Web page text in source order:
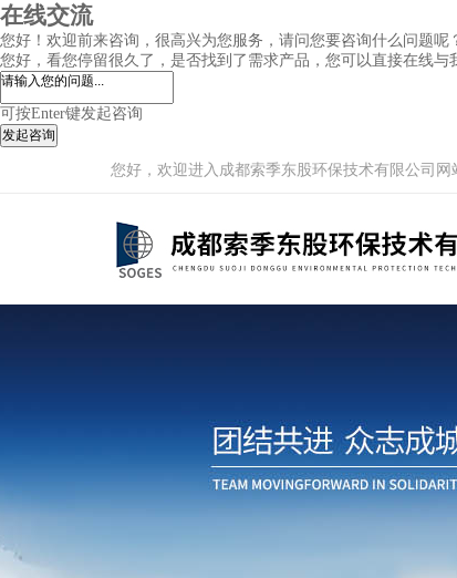
在线交流
您好！欢迎前来咨询，很高兴为您服务，请问您要咨询什么问题呢
您好，看您停留很久了，是否找到了需求产品，您可以直接在线与
可按Enter键发起咨询
发起咨询
您好，欢迎进入成都索季东股环保技术有限公司网